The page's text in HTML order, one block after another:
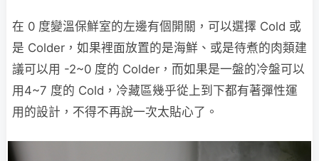
在 0 度變溫保鮮室的左邊有個開關，可以選擇 Cold 或
是 Colder，如果裡面放置的是海鮮、或是待煮的肉類建
議可以用 -2~0 度的 Colder，而如果是一盤的冷盤可以
用4~7 度的 Cold，冷藏區幾乎從上到下都有著彈性運
用的設計，不得不再說一次太貼心了。